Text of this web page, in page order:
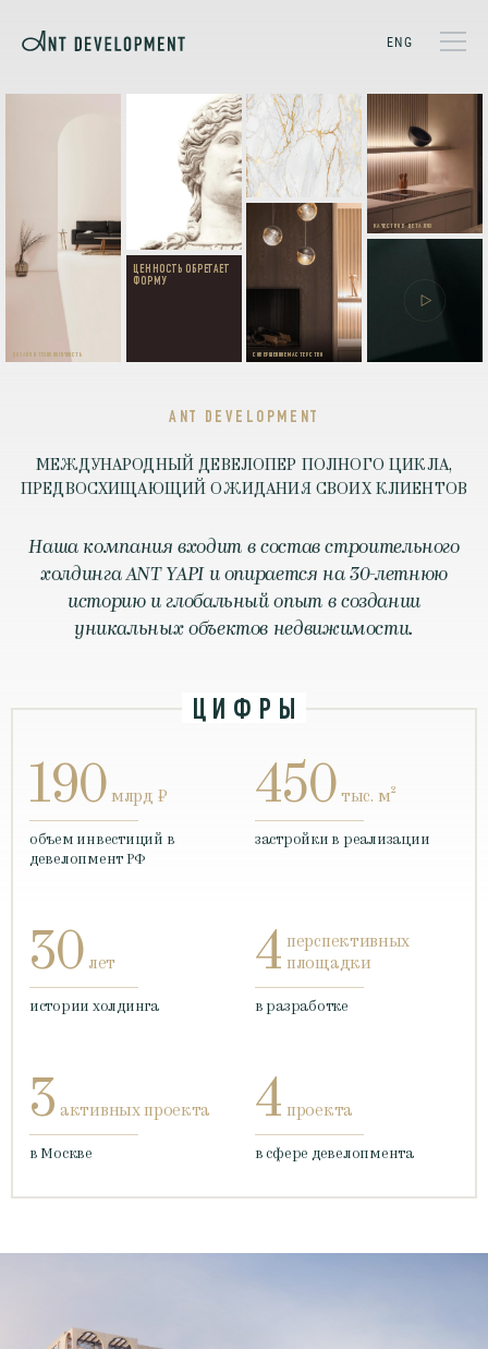
ENG
ДИЗАЙН И ТЕХНОЛОГИЧНОСТЬ
АКТУАЛЬНЫЕ НА
ДЕСЯТИЛЕТИЯ
ВПЕРЕД
МЫ СОЗДАЕМ НЕ
ПРОСТО ЖИЛЬЕ,
МЫ СОЗДАЕМ
ИНФРАСТРУКТУРУ
БЛАГОПОЛУЧИЯ
ЦЕННОСТЬ ОБРЕТАЕТ
ФОРМУ
ФОРМИРУЕМ
ПЕРЕДОВОЕ
СООБЩЕСТВО
ЖИЛЬЦОВ
СОВЕРШЕННОЕ МАСТЕРСТВО
КОМФОРТ, КРАСОТУ
И УДОВОЛЬСТВИЕ
КАЧЕСТВО В ДЕТАЛЯХ
УНИКАЛЬНЫЕ
СЕРВИСЫ В
КАЖДОМ ПРОЕКТЕ
ANT DEVELOPMENT
МЕЖДУНАРОДНЫЙ ДЕВЕЛОПЕР ПОЛНОГО ЦИКЛА,
ПРЕДВОСХИЩАЮЩИЙ ОЖИДАНИЯ СВОИХ КЛИЕНТОВ
Наша компания входит в состав строительного
холдинга ANT YAPI и опирается на 30-летнюю
историю и глобальный опыт в создании
уникальных объектов недвижимости.
ЦИФРЫ
190 млрд ₽
объем инвестиций в
девелопмент РФ
450 тыс. м²
застройки в реализации
30 лет
истории холдинга
4 перспективных
площадки
в разработке
3 активных проекта
в Москве
4 проекта
в сфере девелопмента